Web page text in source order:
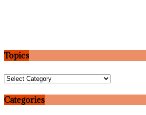
Topics
Topics
Categories